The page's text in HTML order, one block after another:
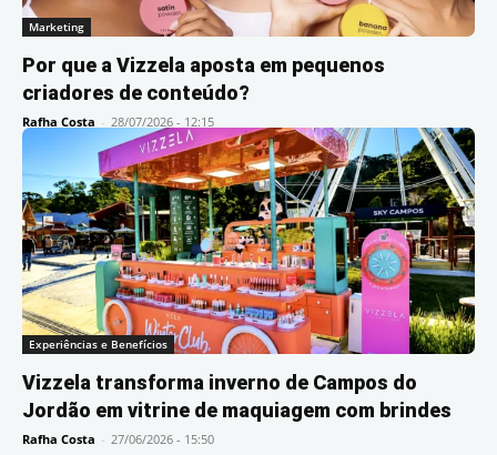
Marketing
Por que a Vizzela aposta em pequenos
criadores de conteúdo?
Rafha Costa - 28/07/2026 - 12:15
Experiências e Benefícios
Vizzela transforma inverno de Campos do
Jordão em vitrine de maquiagem com brindes
Rafha Costa - 27/06/2026 - 15:50